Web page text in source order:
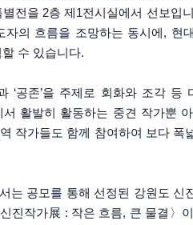
전을 2층 제1전시실에서 선보입
자의 흐름을 조망하는 동시에, 현
수 있습니다.
‘공존’을 주제로 회화와 조각 등
서 활발히 활동하는 중견 작가뿐
작가들도 함께 참여하여 보다 폭
는 공모를 통해 선정된 강원도 신
진작가展 : 작은 흐름, 큰 물결〉